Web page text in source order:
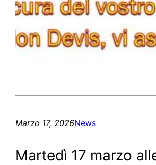
Marzo 17, 2026News
Martedì 17 marzo